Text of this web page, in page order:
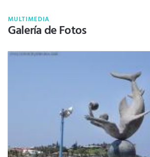
MULTIMEDIA
Galería de Fotos